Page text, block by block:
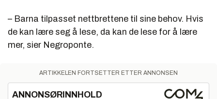
– Barna tilpasset nettbrettene til sine behov. Hvis
de kan lære seg å lese, da kan de lese for å lære
mer, sier Negroponte.
ARTIKKELEN FORTSETTER ETTER ANNONSEN
ANNONSØRINNHOLD